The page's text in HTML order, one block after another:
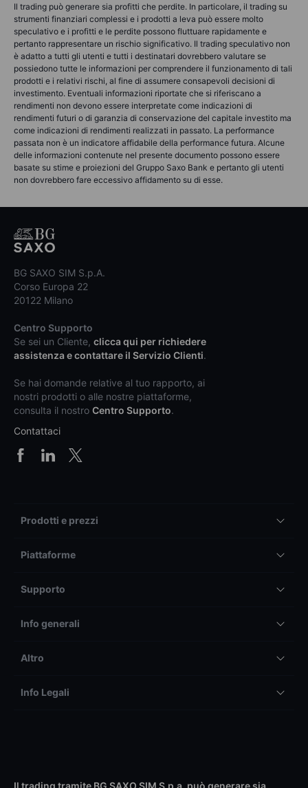
Il trading può generare sia profitti che perdite. In particolare, il trading su
strumenti finanziari complessi e i prodotti a leva può essere molto
speculativo e i profitti e le perdite possono fluttuare rapidamente e
pertanto rappresentare un rischio significativo. Il trading speculativo non
è adatto a tutti gli utenti e tutti i destinatari dovrebbero valutare se
possiedono tutte le informazioni per comprendere il funzionamento di tali
prodotti e i relativi rischi, al fine di assumere consapevoli decisioni di
investimento. Eventuali informazioni riportate che si riferiscano a
rendimenti non devono essere interpretate come indicazioni di
rendimenti futuri o di garanzia di conservazione del capitale investito ma
come indicazioni di rendimenti realizzati in passato. La performance
passata non è un indicatore affidabile della performance futura. Alcune
delle informazioni contenute nel presente documento possono essere
basate su stime e proiezioni del Gruppo Saxo Bank e pertanto gli utenti
non dovrebbero fare eccessivo affidamento su di esse.
BG SAXO SIM S.p.A.
Corso Europa 22
20122 Milano
Centro Supporto
Se sei un Cliente, clicca qui per richiedere
assistenza e contattare il Servizio Clienti.
Se hai domande relative al tuo rapporto, ai
nostri prodotti o alle nostre piattaforme,
consulta il nostro Centro Supporto.
Contattaci
Prodotti e prezzi
Piattaforme
Supporto
Info generali
Altro
Info Legali